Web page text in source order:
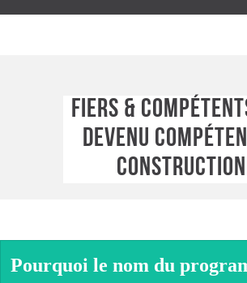
FIERS &
DEVENU
CONSTRUCTION
Pourquoi le nom du